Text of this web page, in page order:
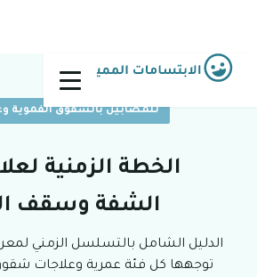
للمصابين بالشقوق الفموية
الخطة الزمنية
الشفة وسقف
الدليل الشامل بالتسلسل الزمني
توجهها كل فئة عمرية وعلاجات